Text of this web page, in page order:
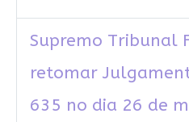
Supremo Tribunal
retomar
635 no dia 26 de